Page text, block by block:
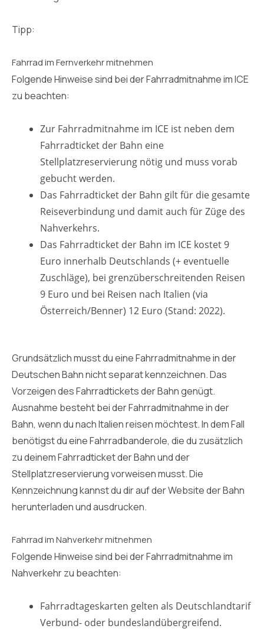
Tipp:
Fahrrad im Fernverkehr mitnehmen
Folgende Hinweise sind bei der Fahrradmitnahme im ICE
zu beachten:
Zur Fahrradmitnahme im ICE ist neben dem
Fahrradticket der Bahn eine
Stellplatzreservierung nötig und muss vorab
gebucht werden.
Das Fahrradticket der Bahn gilt für die gesamte
Reiseverbindung und damit auch für Züge des
Nahverkehrs.
Das Fahrradticket der Bahn im ICE kostet 9
Euro innerhalb Deutschlands (+ eventuelle
Zuschläge), bei grenzüberschreitenden Reisen
9 Euro und bei Reisen nach Italien (via
Österreich/Benner) 12 Euro (Stand: 2022).
Grundsätzlich musst du eine Fahrradmitnahme in der
Deutschen Bahn nicht separat kennzeichnen. Das
Vorzeigen des Fahrradtickets der Bahn genügt.
Ausnahme besteht bei der Fahrradmitnahme in der
Bahn, wenn du nach Italien reisen möchtest. In dem Fall
benötigst du eine Fahrradbanderole, die du zusätzlich
zu deinem Fahrradticket der Bahn und der
Stellplatzreservierung vorweisen musst. Die
Kennzeichnung kannst du dir auf der Website der Bahn
herunterladen und ausdrucken.
Fahrrad im Nahverkehr mitnehmen
Folgende Hinweise sind bei der Fahrradmitnahme im
Nahverkehr zu beachten:
Fahrradtageskarten gelten als Deutschlandtarif
Verbund- oder bundeslandübergreifend.